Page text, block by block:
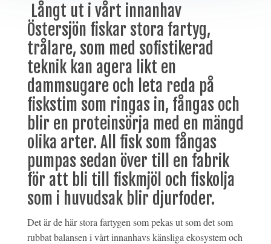
Långt ut i vårt innanhav
Östersjön fiskar stora fartyg,
trålare, som med sofistikerad
teknik kan agera likt en
dammsugare och leta reda på
fiskstim som ringas in, fångas och
blir en proteinsörja med en mängd
olika arter. All fisk som fångas
pumpas sedan över till en fabrik
för att bli till fiskmjöl och fiskolja
som i huvudsak blir djurfoder.
Det är de här stora fartygen som pekas ut som det som
rubbat balansen i vårt innanhavs känsliga ekosystem och